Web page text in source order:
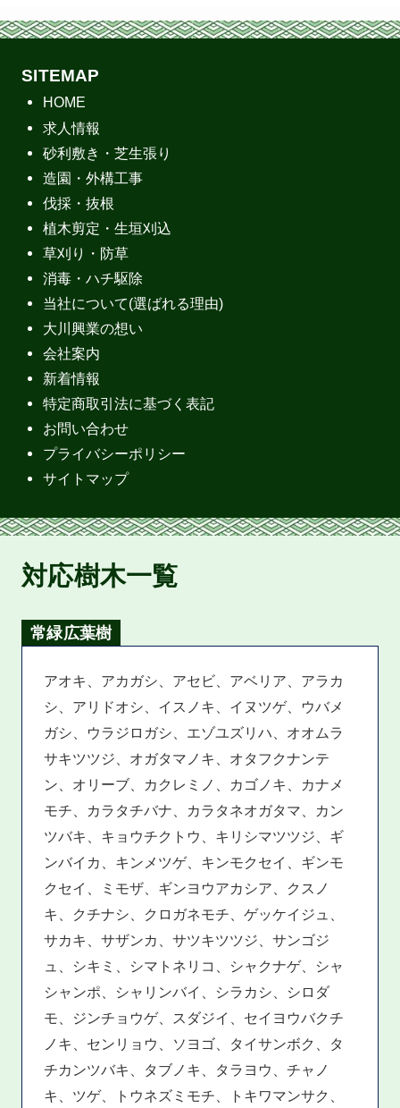
SITEMAP
HOME
求人情報
砂利敷き・芝生張り
造園・外構工事
伐採・抜根
植木剪定・生垣刈込
草刈り・防草
消毒・ハチ駆除
当社について(選ばれる理由)
大川興業の想い
会社案内
新着情報
特定商取引法に基づく表記
お問い合わせ
プライバシーポリシー
サイトマップ
対応樹木一覧
常緑広葉樹
アオキ、アカガシ、アセビ、アベリア、アラカ
シ、アリドオシ、イスノキ、イヌツゲ、ウバメ
ガシ、ウラジロガシ、エゾユズリハ、オオムラ
サキツツジ、オガタマノキ、オタフクナンテ
ン、オリーブ、カクレミノ、カゴノキ、カナメ
モチ、カラタチバナ、カラタネオガタマ、カン
ツバキ、キョウチクトウ、キリシマツツジ、ギ
ンバイカ、キンメツゲ、キンモクセイ、ギンモ
クセイ、ミモザ、ギンヨウアカシア、クスノ
キ、クチナシ、クロガネモチ、ゲッケイジュ、
サカキ、サザンカ、サツキツツジ、サンゴジ
ュ、シキミ、シマトネリコ、シャクナゲ、シャ
シャンポ、シャリンバイ、シラカシ、シロダ
モ、ジンチョウゲ、スダジイ、セイヨウバクチ
ノキ、センリョウ、ソヨゴ、タイサンボク、タ
チカンツバキ、タブノキ、タラヨウ、チャノ
キ、ツゲ、トウネズミモチ、トキワマンサク、